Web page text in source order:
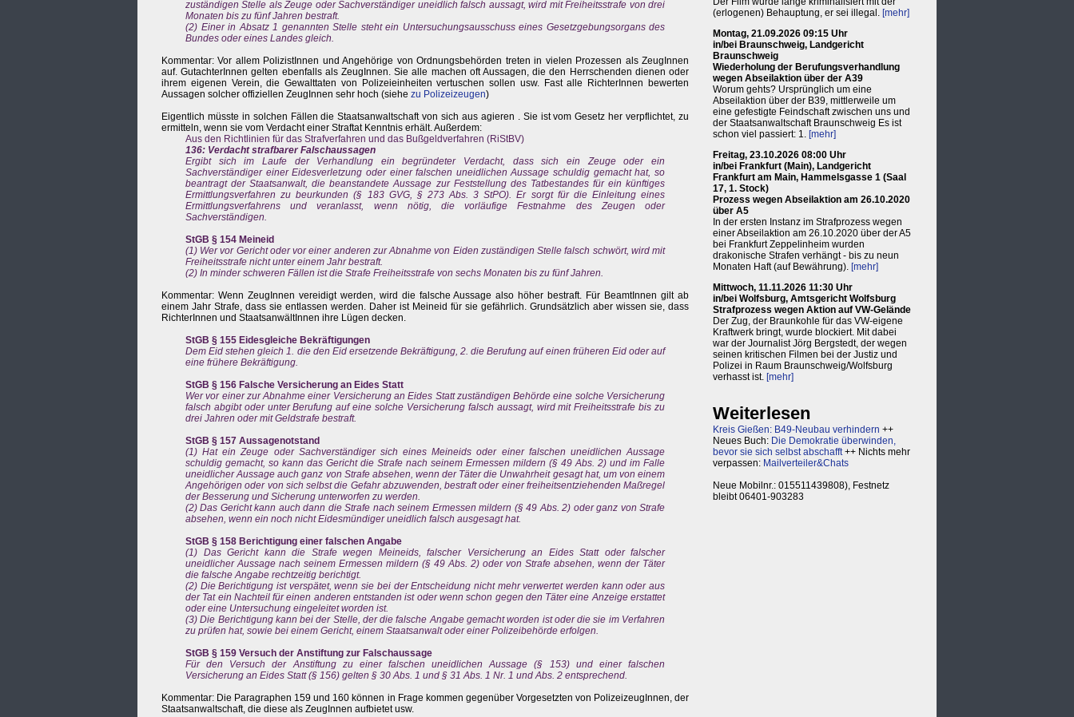
zuständigen Stelle als Zeuge oder Sachverständiger uneidlich falsch aussagt, wird mit Freiheitsstrafe von drei
Monaten bis zu fünf Jahren bestraft.
(2) Einer in Absatz 1 genannten Stelle steht ein Untersuchungsausschuss eines Gesetzgebungsorgans des
Bundes oder eines Landes gleich.
Kommentar: Vor allem PolizistInnen und Angehörige von Ordnungsbehörden treten in vielen Prozessen als ZeugInnen
auf. GutachterInnen gelten ebenfalls als ZeugInnen. Sie alle machen oft Aussagen, die den Herrschenden dienen oder
ihrem eigenen Verein, die Gewalttaten von Polizeieinheiten vertuschen sollen usw. Fast alle RichterInnen bewerten
Aussagen solcher offiziellen ZeugInnen sehr hoch (siehe zu Polizeizeugen)
Eigentlich müsste in solchen Fällen die Staatsanwaltschaft von sich aus agieren . Sie ist vom Gesetz her verpflichtet, zu
ermitteln, wenn sie vom Verdacht einer Straftat Kenntnis erhält. Außerdem:
Aus den Richtlinien für das Strafverfahren und das Bußgeldverfahren (RiStBV)
136: Verdacht strafbarer Falschaussagen
Ergibt sich im Laufe der Verhandlung ein begründeter Verdacht, dass sich ein Zeuge oder ein
Sachverständiger einer Eidesverletzung oder einer falschen uneidlichen Aussage schuldig gemacht hat, so
beantragt der Staatsanwalt, die beanstandete Aussage zur Feststellung des Tatbestandes für ein künftiges
Ermittlungsverfahren zu beurkunden (§ 183 GVG, § 273 Abs. 3 StPO). Er sorgt für die Einleitung eines
Ermittlungsverfahrens und veranlasst, wenn nötig, die vorläufige Festnahme des Zeugen oder
Sachverständigen.
StGB § 154 Meineid
(1) Wer vor Gericht oder vor einer anderen zur Abnahme von Eiden zuständigen Stelle falsch schwört, wird mit
Freiheitsstrafe nicht unter einem Jahr bestraft.
(2) In minder schweren Fällen ist die Strafe Freiheitsstrafe von sechs Monaten bis zu fünf Jahren.
Kommentar: Wenn ZeugInnen vereidigt werden, wird die falsche Aussage also höher bestraft. Für BeamtInnen gilt ab
einem Jahr Strafe, dass sie entlassen werden. Daher ist Meineid für sie gefährlich. Grundsätzlich aber wissen sie, dass
RichterInnen und StaatsanwältInnen ihre Lügen decken.
StGB § 155 Eidesgleiche Bekräftigungen
Dem Eid stehen gleich 1. die den Eid ersetzende Bekräftigung, 2. die Berufung auf einen früheren Eid oder auf
eine frühere Bekräftigung.
StGB § 156 Falsche Versicherung an Eides Statt
Wer vor einer zur Abnahme einer Versicherung an Eides Statt zuständigen Behörde eine solche Versicherung
falsch abgibt oder unter Berufung auf eine solche Versicherung falsch aussagt, wird mit Freiheitsstrafe bis zu
drei Jahren oder mit Geldstrafe bestraft.
StGB § 157 Aussagenotstand
(1) Hat ein Zeuge oder Sachverständiger sich eines Meineids oder einer falschen uneidlichen Aussage
schuldig gemacht, so kann das Gericht die Strafe nach seinem Ermessen mildern (§ 49 Abs. 2) und im Falle
uneidlicher Aussage auch ganz von Strafe absehen, wenn der Täter die Unwahrheit gesagt hat, um von einem
Angehörigen oder von sich selbst die Gefahr abzuwenden, bestraft oder einer freiheitsentziehenden Maßregel
der Besserung und Sicherung unterworfen zu werden.
(2) Das Gericht kann auch dann die Strafe nach seinem Ermessen mildern (§ 49 Abs. 2) oder ganz von Strafe
absehen, wenn ein noch nicht Eidesmündiger uneidlich falsch ausgesagt hat.
StGB § 158 Berichtigung einer falschen Angabe
(1) Das Gericht kann die Strafe wegen Meineids, falscher Versicherung an Eides Statt oder falscher
uneidlicher Aussage nach seinem Ermessen mildern (§ 49 Abs. 2) oder von Strafe absehen, wenn der Täter
die falsche Angabe rechtzeitig berichtigt.
(2) Die Berichtigung ist verspätet, wenn sie bei der Entscheidung nicht mehr verwertet werden kann oder aus
der Tat ein Nachteil für einen anderen entstanden ist oder wenn schon gegen den Täter eine Anzeige erstattet
oder eine Untersuchung eingeleitet worden ist.
(3) Die Berichtigung kann bei der Stelle, der die falsche Angabe gemacht worden ist oder die sie im Verfahren
zu prüfen hat, sowie bei einem Gericht, einem Staatsanwalt oder einer Polizeibehörde erfolgen.
StGB § 159 Versuch der Anstiftung zur Falschaussage
Für den Versuch der Anstiftung zu einer falschen uneidlichen Aussage (§ 153) und einer falschen
Versicherung an Eides Statt (§ 156) gelten § 30 Abs. 1 und § 31 Abs. 1 Nr. 1 und Abs. 2 entsprechend.
Kommentar: Die Paragraphen 159 und 160 können in Frage kommen gegenüber Vorgesetzten von PolizeizeugInnen, der
Staatsanwaltschaft, die diese als ZeugInnen aufbietet usw.
(erlogenen) Behauptung, er sei illegal. [mehr]
Montag, 21.09.2026 09:15 Uhr
in/bei Braunschweig, Landgericht
Braunschweig
Wiederholung der Berufungsverhandlung
wegen Abseilaktion über der A39
Worum gehts? Ursprünglich um eine
Abseilaktion über der B39, mittlerweile um
eine gefestigte Feindschaft zwischen uns und
der Staatsanwaltschaft Braunschweig Es ist
schon viel passiert: 1. [mehr]
Freitag, 23.10.2026 08:00 Uhr
in/bei Frankfurt (Main), Landgericht
Frankfurt am Main, Hammelsgasse 1 (Saal
17, 1. Stock)
Prozess wegen Abseilaktion am 26.10.2020
über A5
In der ersten Instanz im Strafprozess wegen
einer Abseilaktion am 26.10.2020 über der A5
bei Frankfurt Zeppelinheim wurden
drakonische Strafen verhängt - bis zu neun
Monaten Haft (auf Bewährung). [mehr]
Mittwoch, 11.11.2026 11:30 Uhr
in/bei Wolfsburg, Amtsgericht Wolfsburg
Strafprozess wegen Aktion auf VW-Gelände
Der Zug, der Braunkohle für das VW-eigene
Kraftwerk bringt, wurde blockiert. Mit dabei
war der Journalist Jörg Bergstedt, der wegen
seinen kritischen Filmen bei der Justiz und
Polizei in Raum Braunschweig/Wolfsburg
verhasst ist. [mehr]
Weiterlesen
Kreis Gießen: B49-Neubau verhindern ++
Neues Buch: Die Demokratie überwinden,
bevor sie sich selbst abschafft++ Nichts mehr
verpassen: Mailverteiler&Chats
Neue Mobilnr.: 015511439808), Festnetz
bleibt 06401-903283